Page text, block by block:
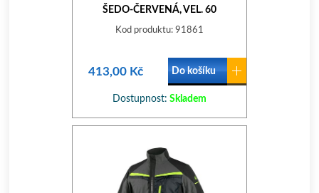
ŠEDO-ČERVENÁ, VEL. 60
Kod produktu: 91861
413,00 Kč Do košíku
Dostupnost: Skladem